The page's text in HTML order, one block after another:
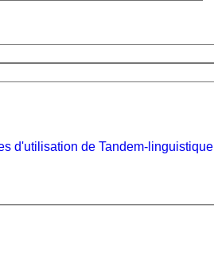
d'utilisation de Tandem-linguistique